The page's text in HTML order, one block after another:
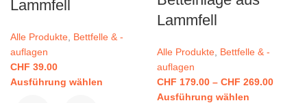
Lammfell
Alle Produkte Bettfelle & -
auflagen
CHF 39.00
Ausführung wählen
Lammfell
Alle Produkte Bettfelle & -
auflagen
CHF 179.00 – CHF 269.00
Ausführung wählen